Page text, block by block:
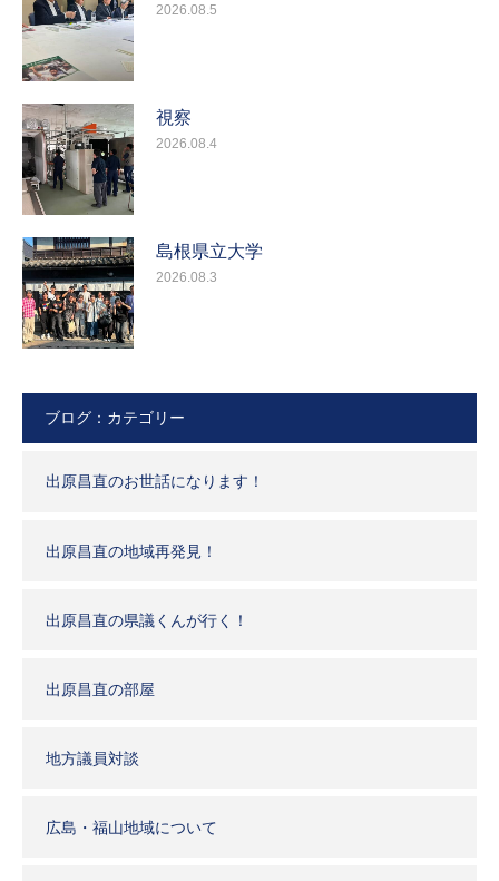
2026.08.5
視察
2026.08.4
島根県立大学
2026.08.3
ブログ：カテゴリー
出原昌直のお世話になります！
出原昌直の地域再発見！
出原昌直の県議くんが行く！
出原昌直の部屋
地方議員対談
広島・福山地域について